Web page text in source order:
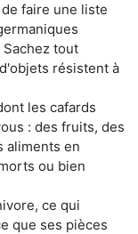
faire une liste
tout
résistent à
les cafards
: des fruits, des
aliments en
ou bien
ce qui
que ses pièces